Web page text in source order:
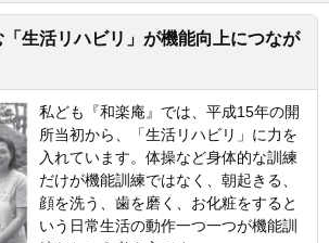
「生活リハビリ」が機能向上につなが
私ども『和楽庵』では、平成15年の開
所当初から、「生活リハビリ」に力を
入れています。体操など身体的な訓練
だけが機能訓練ではなく、朝起きる、
顔を洗う、歯を磨く、お化粧をすると
いう日常生活の動作一つ一つが機能訓